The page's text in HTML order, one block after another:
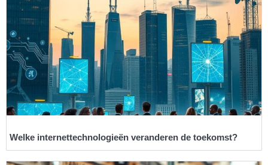
Welke internettechnologieën veranderen de toekomst?